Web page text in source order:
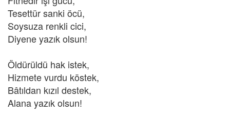
Tesettür sanki öcü,
Soysuza renkli cici,
Diyene yazık olsun!
Öldürüldü hak istek,
Hizmete vurdu köstek,
Bâtıldan kızıl destek,
Alana yazık olsun!